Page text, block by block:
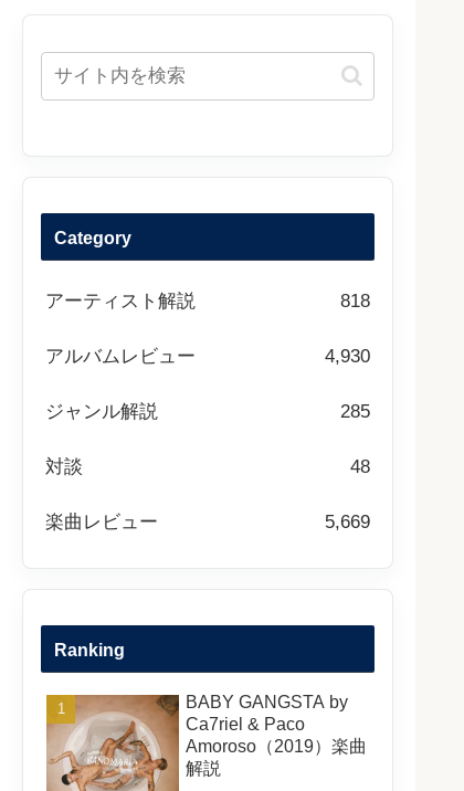
Category
アーティスト解説 818
アルバムレビュー 4,930
ジャンル解説 285
対談 48
楽曲レビュー 5,669
Ranking
BABY GANGSTA by
Ca7riel & Paco
Amoroso（2019）楽曲
解説